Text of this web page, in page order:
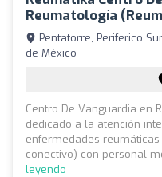
Reumatología
Pentatorre, Periferico
de México
Centro De Vanguardia en
dedicado a la atención
enfermedades
conectivo) con personal
leyendo